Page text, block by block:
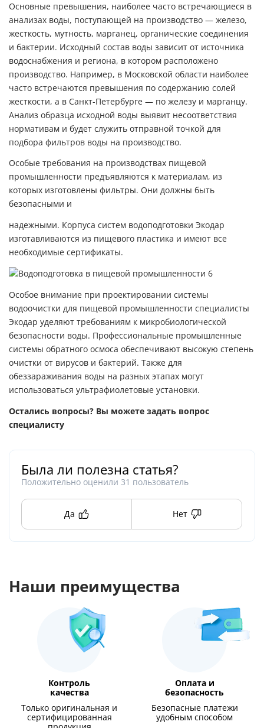
Основные превышения, наиболее часто встречающиеся в
анализах воды, поступающей на производство — железо,
жесткость, мутность, марганец, органические соединения
и бактерии. Исходный состав воды зависит от источника
водоснабжения и региона, в котором расположено
производство. Например, в Московской области наиболее
часто встречаются превышения по содержанию солей
жесткости, а в Санкт-Петербурге — по железу и марганцу.
Анализ образца исходной воды выявит несоответствия
нормативам и будет служить отправной точкой для
подбора фильтров воды на производство.
Особые требования на производствах пищевой
промышленности предъявляются к материалам, из
которых изготовлены фильтры. Они должны быть
безопасными и
надежными. Корпуса систем водоподготовки Экодар
изготавливаются из пищевого пластика и имеют все
необходимые сертификаты.
Особое внимание при проектировании системы
водоочистки для пищевой промышленности специалисты
Экодар уделяют требованиям к микробиологической
безопасности воды. Профессиональные промышленные
системы обратного осмоса обеспечивают высокую степень
очистки от вирусов и бактерий. Также для
обеззараживания воды на разных этапах могут
использоваться ультрафиолетовые установки.
Остались вопросы? Вы можете задать вопрос
специалисту
Была ли полезна статья?
Положительно оценили 31 пользователь
Да Нет
Наши преимущества
Контроль
качества
Только оригинальная и
сертифицированная
Оплата и
безопасность
Безопасные платежи
удобным способом